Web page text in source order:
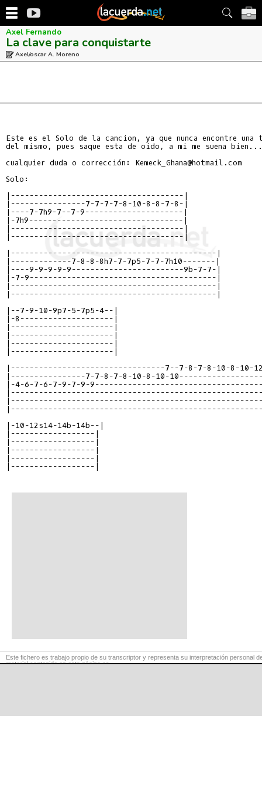
Axel Fernando
La clave para conquistarte
Axel/oscar A. Moreno
Este es el Solo de la cancion, ya que nunca encontre una
del mismo, pues saque esta de oido, a mi me suena bien...
cualquier duda o corrección: Kemeck_Ghana@hotmail.com
Solo:
|-------------------------------------|
|----------------7-7-7-7-8-10-8-8-7-8-|
|----7-7h9-7--7-9---------------------|
|-7h9---------------------------------|
|-------------------------------------|
|-------------------------------------|
|--------------------------------------------|
|-------------7-8-8-8h7-7-7p5-7-7-7h10-------|
|----9-9-9-9-9------------------------9b-7-7-|
|-7-9----------------------------------------|
|--------------------------------------------|
|--------------------------------------------|
|--7-9-10-9p7-5-7p5-4--|
|-8--------------------|
|----------------------|
|----------------------|
|----------------------|
|----------------------|
|---------------------------------7--7-8-7-8-10-8-10-
|----------------7-7-8-7-8-10-8-10-
|-4-6-7-6-7-9-7-9-
|-10-12s14-14b-14b--|
|------------------|
|------------------|
|------------------|
|------------------|
|------------------|
Este fichero es trabajo propio de su transcriptor y representa su interpretación personal
material contenido en esta página es